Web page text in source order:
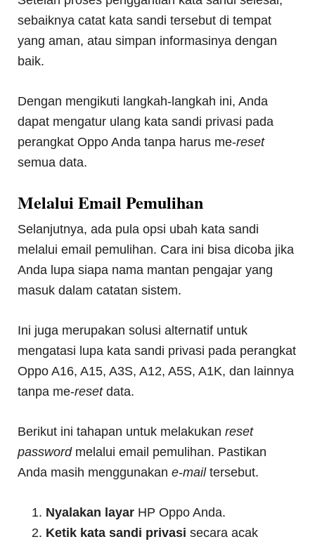
sebaiknya catat kata sandi tersebut di tempat
yang aman, atau simpan informasinya dengan
baik.
Dengan mengikuti langkah-langkah ini, Anda
dapat mengatur ulang kata sandi privasi pada
perangkat Oppo Anda tanpa harus me-reset
semua data.
Melalui Email Pemulihan
Selanjutnya, ada pula opsi ubah kata sandi
melalui email pemulihan. Cara ini bisa dicoba jika
Anda lupa siapa nama mantan pengajar yang
masuk dalam catatan sistem.
Ini juga merupakan solusi alternatif untuk
mengatasi lupa kata sandi privasi pada perangkat
Oppo A16, A15, A3S, A12, A5S, A1K, dan lainnya
tanpa me-resetdata.
Berikut ini tahapan untuk melakukanreset
password melalui email pemulihan. Pastikan
Anda masih menggunakane-mailtersebut.
Nyalakan layar HP Oppo Anda.
Ketik kata sandi privasisecara acak